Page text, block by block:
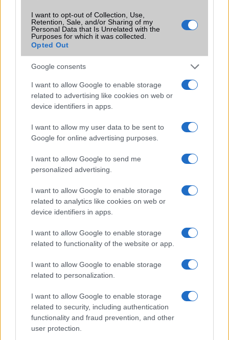
I want to opt-out of Collection, Use,
Retention, Sale, and/or Sharing of my
Personal Data that Is Unrelated with the
Purposes for which it was collected.
Opted Out
Google consents
I want to allow Google to enable storage
related to advertising like cookies on web or
device identifiers in apps.
I want to allow my user data to be sent to
Google for online advertising purposes.
I want to allow Google to send me
personalized advertising.
I want to allow Google to enable storage
related to analytics like cookies on web or
device identifiers in apps.
I want to allow Google to enable storage
related to functionality of the website or app.
I want to allow Google to enable storage
related to personalization.
I want to allow Google to enable storage
related to security, including authentication
functionality and fraud prevention, and other
user protection.
2026.06.14| Android Police
Sok felhasználó külön alkalmazásokra esküszik, pedig az
Android már évek óta olyan intelligens funkciókat kínál,
amelyek maguktól dolgoznak a háttérben.
megváltoztatja a mobilhasználatot –
sokan mégsem tudnak róla
2026.07.12| Android Central
jelentősen felgyorsítja a mindennapi használatot,
miközben a Pixel telefonokból továbbra is hiányzik.
KAPCSOLÓDÓ HÍREK
Az USA újra meghosszabbította a Huawei licenszét
Még egy évig nincs Google a Huawei-nek
A Samsung Trump mellett áll
Trump engedi a Huawei számára a beszállításokat!
Újra gyárthat a Qualcomm a Huawei-nek
A professzor beismerte: lopott a Huawei-nek
Nem menti meg Biden a Huawei-t